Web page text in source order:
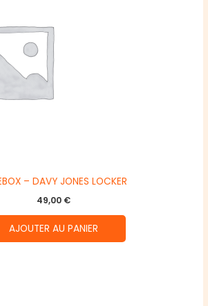
– DAVY JONES LOCKER
49,00 €
AJOUTER AU PANIER